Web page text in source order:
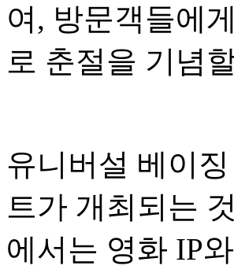
여, 방문객들에
로 춘절을 기념
유니버설 베이
트가 개최되는
에서는 영화 IP